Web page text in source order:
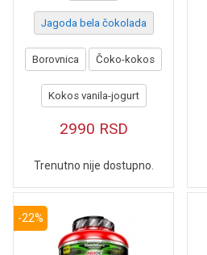
Jagoda bela čokolada
Borovnica Čoko-kokos
Kokos vanila-jogurt
2990 RSD
Trenutno nije dostupno.
-22%